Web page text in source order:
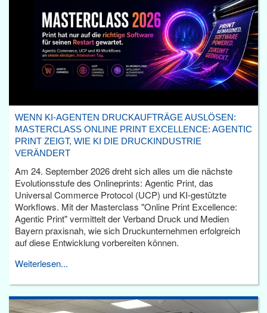
WENN KI-AGENTEN DRUCKAUFTRÄGE AUSLÖSEN:
MASTERCLASS ONLINE PRINT EXCELLENCE: AGENTIC
PRINT ZEIGT, WIE KI DIE DRUCKINDUSTRIE
VERÄNDERT
Am 24. September 2026 dreht sich alles um die nächste
Evolutionsstufe des Onlineprints: Agentic Print, das
Universal Commerce Protocol (UCP) und KI-gestützte
Workflows. Mit der Masterclass "Online Print Excellence:
Agentic Print" vermittelt der Verband Druck und Medien
Bayern praxisnah, wie sich Druckunternehmen erfolgreich
auf diese Entwicklung vorbereiten können.
Weiterlesen...